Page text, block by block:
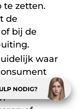
te zetten.
de
bij de
waar
NODIG?